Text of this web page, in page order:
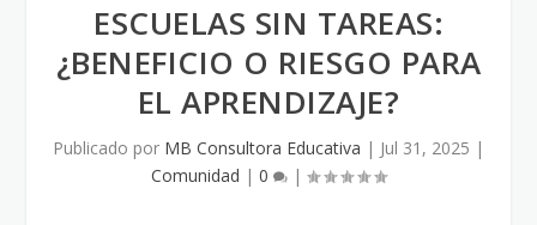
ESCUELAS SIN TAREAS:
¿BENEFICIO O RIESGO PARA
EL APRENDIZAJE?
Publicado por MB Consultora Educativa | Jul 31, 2025 |
Comunidad | 0 |